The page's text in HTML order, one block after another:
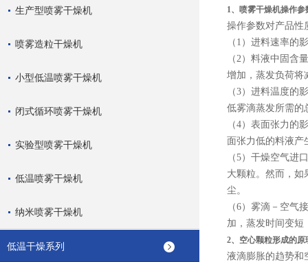
生产型喷雾干燥机
喷雾造粒干燥机
小型低温喷雾干燥机
闭式循环喷雾干燥机
实验型喷雾干燥机
低温喷雾干燥机
纳米喷雾干燥机
低温干燥系列
1、喷雾干燥机操作
操作参数对产品性
（1）进料速率的
（2）料液中固含
增加，蒸发负荷将
（3）进料温度的
低雾滴蒸发所需的
（4）表面张力的
面张力低的料液产
（5）干燥空气进
大颗粒。然而，如
尘。
（6）雾滴－空气
加，蒸发时间变短
2、空心颗粒形成的原
液滴膨胀的趋势和